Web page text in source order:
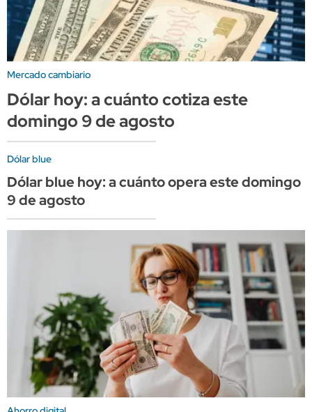
Mercado cambiario
Dólar hoy: a cuánto cotiza este
domingo 9 de agosto
Dólar blue
Dólar blue hoy: a cuánto opera este domingo
9 de agosto